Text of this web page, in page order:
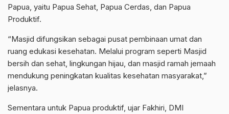
Papua, yaitu Papua Sehat, Papua Cerdas, dan Papua
Produktif.
“Masjid difungsikan sebagai pusat pembinaan umat dan
ruang edukasi kesehatan. Melalui program seperti Masjid
bersih dan sehat, lingkungan hijau, dan masjid ramah jemaah
mendukung peningkatan kualitas kesehatan masyarakat,”
jelasnya.
Sementara untuk Papua produktif, ujar Fakhiri, DMI